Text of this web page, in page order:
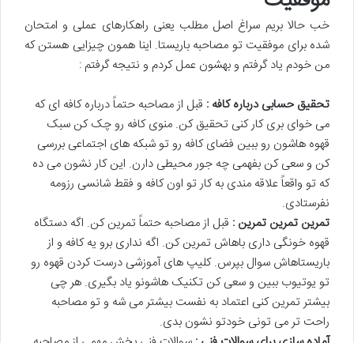
خب حالا بریم سراغ اصل مطلب یعنی راهکارهای عملی و امتحان
شده برای موفقیت تو مصاحبه باریستا. اینا همون چیزایی هستن که
من خودم یاد گرفتم و بهشون عمل کردم و نتیجه گرفتم :
تحقیق حسابی درباره کافه : قبل از مصاحبه حتماً درباره کافه ای که
می خوای بری کار کنی تحقیق کن. منوی کافه رو چک کن سبک
قهوه هاشون رو ببین فضای کافه رو تو شبکه های اجتماعی بررسی
کن و سعی کن بفهمی چه جور محیطی دارن. این کار نشون می ده
که تو واقعاً علاقه مندی به کار تو اون کافه و فقط شانسی رزومه
نفرستادی.
تمرین تمرین تمرین : قبل از مصاحبه حتماً تمرین کن. اگه دستگاه
قهوه خونگی داری باهاش تمرین کن. اگه نداری برو یه کافه و از
باریستاهاش سوال بپرس. کلیپ های آموزشی درست کردن قهوه رو
تو یوتیوب ببین و سعی کن تکنیک هاشونو یاد بگیری. هر چی
بیشتر تمرین کنی اعتماد به نفست بیشتر می شه و تو مصاحبه
راحت تر می تونی خودتو نشون بدی.